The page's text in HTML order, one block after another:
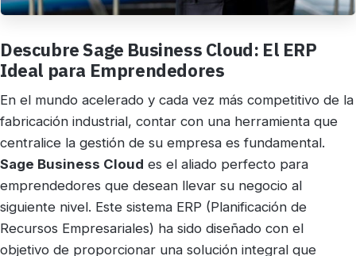
Descubre Sage Business Cloud: El ERP
Ideal para Emprendedores
En el mundo acelerado y cada vez más competitivo de la
fabricación industrial, contar con una herramienta que
centralice la gestión de su empresa es fundamental.
Sage Business Cloud es el aliado perfecto para
emprendedores que desean llevar su negocio al
siguiente nivel. Este sistema ERP (Planificación de
Recursos Empresariales) ha sido diseñado con el
objetivo de proporcionar una solución integral que